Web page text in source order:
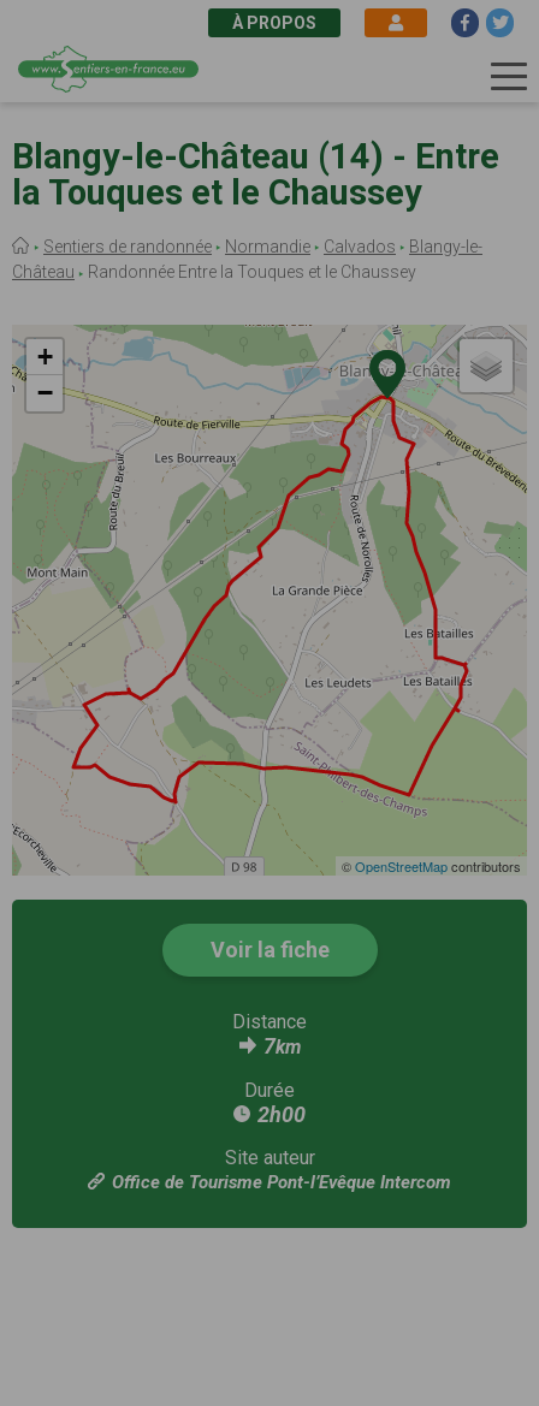
au
contenu
principal
À PROPOS
Blangy-le-Château (14) - Entre
la Touques et le Chaussey
Fil
d'Ariane
Sentiers de randonnée Normandie Calvados
Blangy-le-
Château
Randonnée Entre la Touques et le Chaussey
+
−
©OpenStreetMapcontributors
Voir la fiche
Distance
7km
Durée
2h00
Site auteur
Office de Tourisme Pont-l’Evêque Intercom